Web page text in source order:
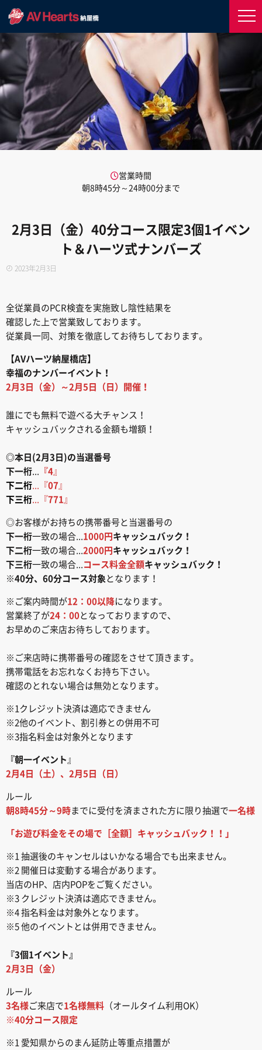
営業時間
朝8時45分～24時00分まで
2月3日（金）40分コース限定3個1イベン
ト＆ハーツ式ナンバーズ
2023年2月3日
全従業員のPCR検査を実施致し陰性結果を
確認した上で営業致しております。
従業員一同、対策を徹底してお待ちしております。
【AVハーツ納屋橋店】
幸福のナンバーイベント！
2月3日（金）～2月5日（日）開催！
誰にでも無料で遊べる大チャンス！
キャッシュバックされる金額も増額！
◎本日(2月3日)の当選番号
下一桁... 『4 』
下二桁...『07 』
下三桁...『771 』
◎お客様がお持ちの携帯番号と当選番号の
下一桁一致の場合...1000円 キャッシュバック！
下二桁一致の場合...2000円 キャッシュバック！
下三桁一致の場合... コース料金全額キャッシュバック！
※40分、60分コース対象 となります！
※ご案内時間が12：00以降になります。
営業終了が24：00となっておりますので、
お早めのご来店お待ちしております。
※ご来店時に携帯番号の確認をさせて頂きます。
携帯電話をお忘れなくお持ち下さい。
確認のとれない場合は無効となります。
※1クレジット決済は適応できません
※2他のイベント、割引券との併用不可
※3指名料金は対象外となります
『朝一イベント 』
2月4日（土）、2月5日（日）
ルール
朝8時45分～9時までに受付を済まされた方に限り抽選で一名様
「お遊び料金をその場で［全額］キャッシュバック！！」
※1 抽選後のキャンセルはいかなる場合でも出来ません。
※2 開催日は変動する場合があります。
当店のHP、店内POPをご覧ください。
※3 クレジット決済は適応できません。
※4 指名料金は対象外となります。
※5 他のイベントとは併用できません。
『3個1イベント』
2月3日（金）
ルール
3名様ご来店で1名様無料 （オールタイム利用OK）
※40分コース限定
※1 愛知県からのまん延防止等重点措置が